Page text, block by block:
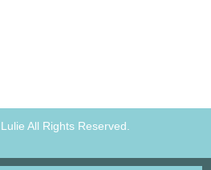
All Rights Reserved.